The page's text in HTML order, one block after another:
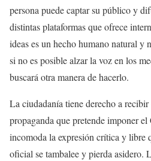
persona puede captar su público y
distintas plataformas que ofrece
ideas es un hecho humano natural y
si no es posible alzar la voz en los
buscará otra manera de hacerlo.
La ciudadanía tiene derecho a
propaganda que pretende imponer
incomoda la expresión crítica y libre
oficial se tambalee y pierda asidero.